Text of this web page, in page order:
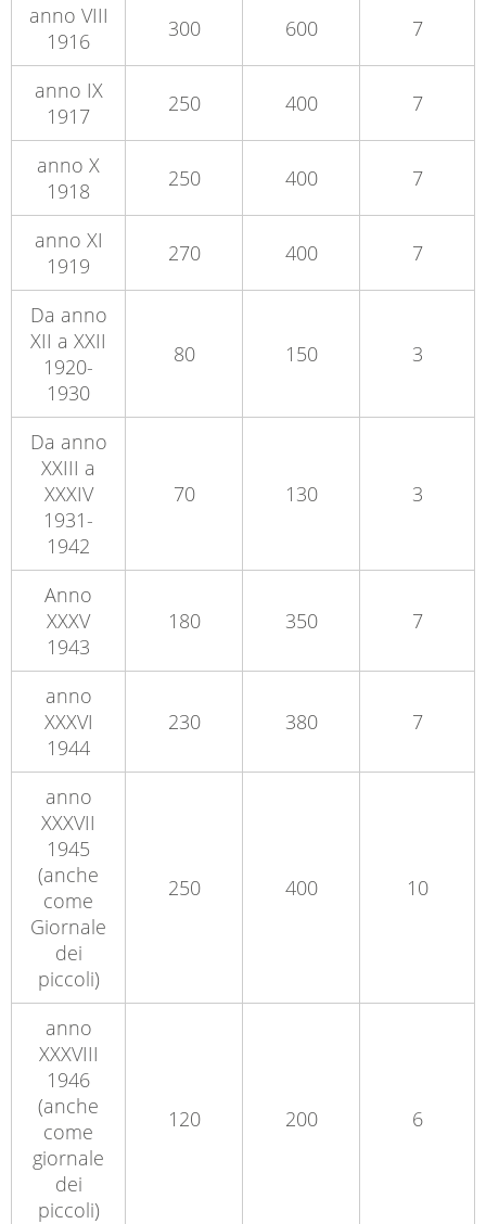
anno VIII
1916
300 600 7
anno IX
1917
250 400 7
anno X
1918
250 400 7
anno XI
1919
270 400 7
Da anno
XII a XXII
1920-
1930
80 150 3
Da anno
XXIII a
XXXIV
1931-
1942
70 130 3
Anno
XXXV
1943
180 350 7
anno
XXXVI
1944
230 380 7
anno
XXXVII
1945
(anche
come
Giornale
dei
piccoli)
250 400 10
anno
XXXVIII
1946
(anche
come
giornale
dei
piccoli)
120 200 6